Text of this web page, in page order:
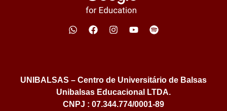
UNIBALSAS – Centro de Universitário de Balsas
Unibalsas Educacional LTDA.
CNPJ : 07.344.774/0001-89